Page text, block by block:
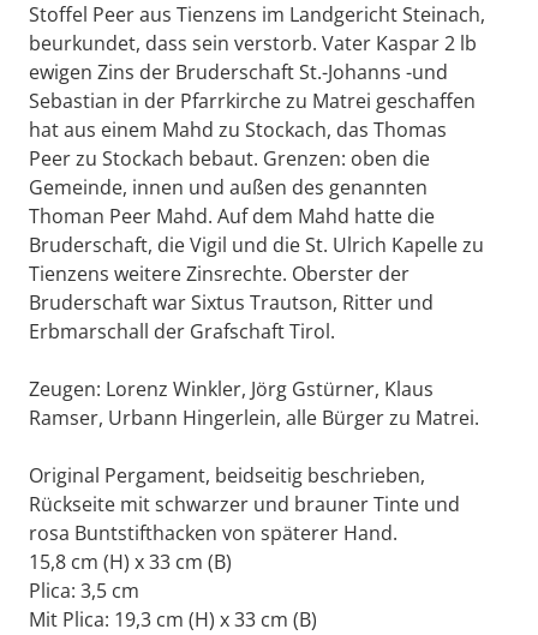
Stoffel Peer aus Tienzens im Landgericht Steinach,
beurkundet, dass sein verstorb. Vater Kaspar 2 lb
ewigen Zins der Bruderschaft St.-Johanns -und
Sebastian in der Pfarrkirche zu Matrei geschaffen
hat aus einem Mahd zu Stockach, das Thomas
Peer zu Stockach bebaut. Grenzen: oben die
Gemeinde, innen und außen des genannten
Thoman Peer Mahd. Auf dem Mahd hatte die
Bruderschaft, die Vigil und die St. Ulrich Kapelle zu
Tienzens weitere Zinsrechte. Oberster der
Bruderschaft war Sixtus Trautson, Ritter und
Erbmarschall der Grafschaft Tirol.
Zeugen: Lorenz Winkler, Jörg Gstürner, Klaus
Ramser, Urbann Hingerlein, alle Bürger zu Matrei.
Original Pergament, beidseitig beschrieben,
Rückseite mit schwarzer und brauner Tinte und
rosa Buntstifthacken von späterer Hand.
15,8 cm (H) x 33 cm (B)
Plica: 3,5 cm
Mit Plica: 19,3 cm (H) x 33 cm (B)